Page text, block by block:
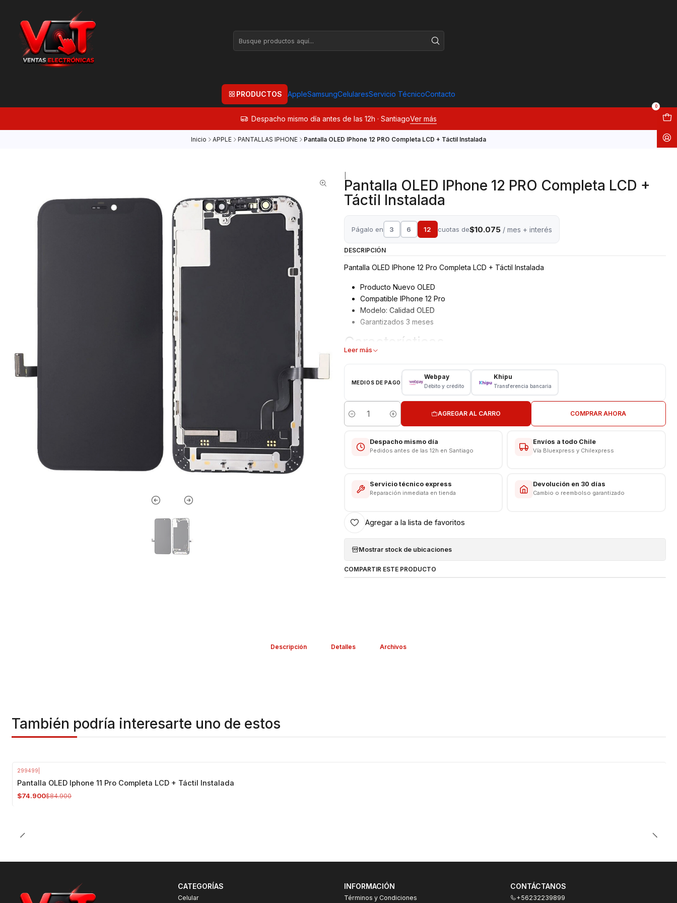
PRODUCTOS AppleSamsungCelularesServicio TécnicoContacto
0
Despacho mismo día antes de las 12h · SantiagoVer más
Inicio APPLE PANTALLAS IPHONE Pantalla OLED IPhone 12 PRO Completa LCD + Táctil Instalada
Pantalla OLED IPhone 12 PRO Completa LCD +
Táctil Instalada
Págalo en 3 6 12 cuotas de$10.075/ mes + interés
DESCRIPCIÓN
Pantalla OLED IPhone 12 Pro Completa LCD + Táctil Instalada
Producto Nuevo OLED
Compatible IPhone 12 Pro
Modelo: Calidad OLED
Garantizados 3 meses
Características
Modelo: IPhone 12 Pro
VALOR INCLUYE INSTALACIÓN EN TIENDA
Leer más
MEDIOS DE PAGO
Webpay
Débito y crédito
Khipu
Transferencia bancaria
Cantidad
AGREGAR AL CARRO COMPRAR AHORA
Despacho mismo día
Pedidos antes de las 12h en Santiago
Envíos a todo Chile
Vía Bluexpress y Chilexpress
Servicio técnico express
Reparación inmediata en tienda
Devolución en 30 días
Cambio o reembolso garantizado
Agregar a la lista de favoritos
Mostrar stock de ubicaciones
COMPARTIR ESTE PRODUCTO
Descripción Detalles Archivos
También podría interesarte uno de estos
299499
Pantalla OLED Iphone 11 Pro Completa LCD + Táctil Instalada
$74.900$84.900
CATEGORÍAS
Celular
INFORMACIÓN
Términos y Condiciones
CONTÁCTANOS
+56232239899